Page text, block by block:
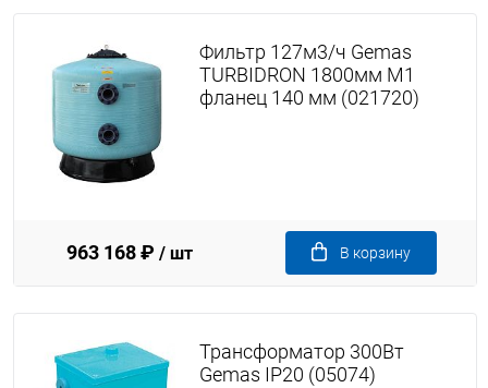
Фильтр 127м3/ч Gemas
TURBIDRON 1800мм M1
фланец 140 мм (021720)
963 168 ₽ / шт В корзину
Трансформатор 300Вт
Gemas IP20 (05074)